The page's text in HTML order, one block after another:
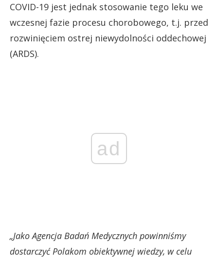
COVID-19 jest jednak stosowanie tego leku we
wczesnej fazie procesu chorobowego, t.j. przed
rozwinięciem ostrej niewydolności oddechowej
(ARDS).
ad
„Jako Agencja Badań Medycznych powinniśmy
dostarczyć Polakom obiektywnej wiedzy, w celu